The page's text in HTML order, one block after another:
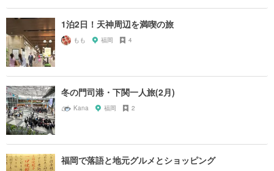
1泊2日！天神周辺を満喫の旅
もも 福岡 4
冬の門司港・下関一人旅(2月)
Kana 福岡 2
福岡で落語と地元グルメとショッピング